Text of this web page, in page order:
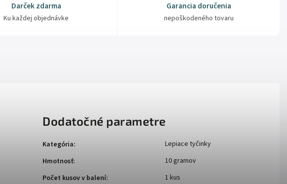
Darček zdarma
Ku každej objednávke
Garancia doručenia
nepoškodeného tovaru
Dodatočné parametre
Kategória:
Lepiace tyčinky
Hmotnosť:
10 gramov
Počet kusov v balení:
1 kus